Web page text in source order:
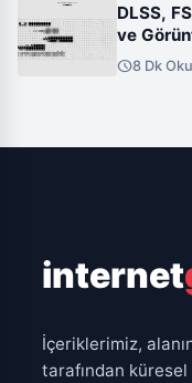
DLSS,
ve
schedule8 Dk
internet
İçeriklerimiz,
tarafından